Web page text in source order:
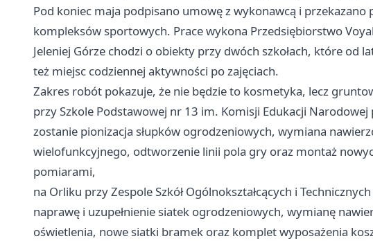
Pod koniec maja podpisano umowę z wykonawcą i
kompleksów sportowych. Prace wykona Przedsiębiorstwo
Jeleniej Górze chodzi o obiekty przy dwóch szkołach, które od
też miejsc codziennej aktywności po zajęciach.
Zakres robót pokazuje, że nie będzie to kosmetyka, lecz
przy Szkole Podstawowej nr 13 im. Komisji Edukacji
zostanie pionizacja słupków ogrodzeniowych, wymiana
wielofunkcyjnego, odtworzenie linii pola gry oraz montaż
pomiarami,
na Orliku przy Zespole Szkół Ogólnokształcących i
naprawę i uzupełnienie siatek ogrodzeniowych, wymianę
oświetlenia, nowe siatki bramek oraz komplet wyposażenia